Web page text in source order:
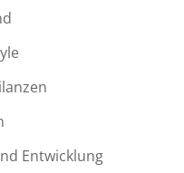
Entwicklung